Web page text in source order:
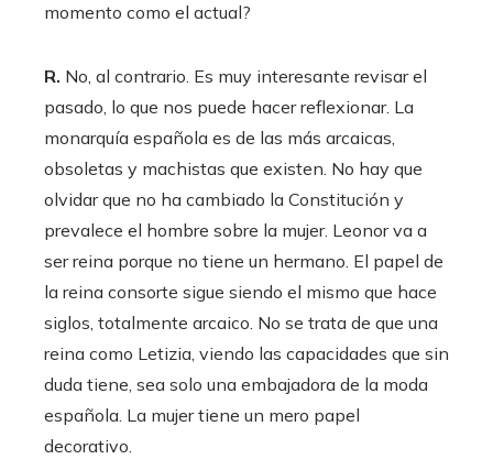
momento como el actual?
R. No, al contrario. Es muy interesante revisar el
pasado, lo que nos puede hacer reflexionar. La
monarquía española es de las más arcaicas,
obsoletas y machistas que existen. No hay que
olvidar que no ha cambiado la Constitución y
prevalece el hombre sobre la mujer. Leonor va a
ser reina porque no tiene un hermano. El papel de
la reina consorte sigue siendo el mismo que hace
siglos, totalmente arcaico. No se trata de que una
reina como Letizia, viendo las capacidades que sin
duda tiene, sea solo una embajadora de la moda
española. La mujer tiene un mero papel
decorativo.